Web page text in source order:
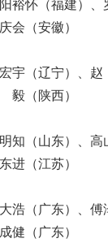
（安徽）
宇（辽宁）、
（陕西）
知（山东）、高
进（江苏）
浩（广东）、傅
健（广东）